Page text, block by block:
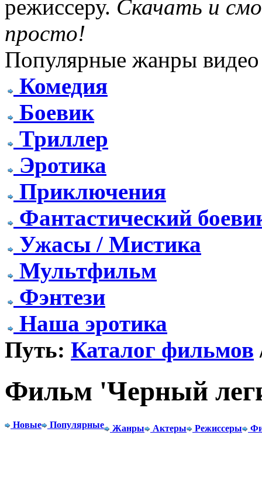
режиссеру. Скачать и
просто!
Популярные жанры видео
Комедия
Боевик
Триллер
Эротика
Приключения
Фантастический
Ужасы / Мистика
Мультфильм
Фэнтези
Наша эротика
Путь: Каталог фильмов
Фильм 'Черный
Новые Популярные Жанры Актеры Режиссеры